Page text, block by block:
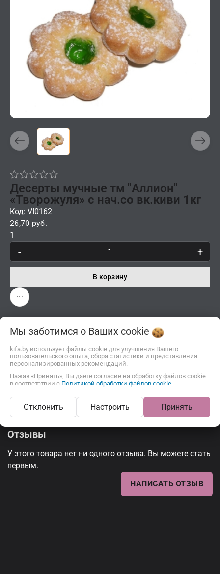
Десерты мучные тм "Аллион"
«Творожуля» с нач.со вк.киви 1кг
Код: VI0162
26,70 руб.
1
- +
В корзину
Описание Отзывы
Отзывы
У этого товара нет ни одного отзыва. Вы можете стать
первым.
НАПИСАТЬ ОТЗЫВ
Мы заботимся о Ваших cookie
kifa.by использует файлы cookie для улучшения Вашего
пользовательского опыта, сбора статистики и представления
персонализированных рекомендаций.
Нажав «Принять», Вы даете согласие на обработку файлов cookie
в соответствии с Политикой обработки файлов cookie.
Отклонить Настроить Принять